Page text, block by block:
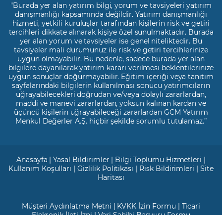
"Burada yer alan yatırım bilgi, yorum ve tavsiyeleri yatırım
danışmanlığı kapsamında değildir. Yatırım danışmanlığı
hizmeti, yetkili kuruluşlar tarafından kişilerin risk ve getiri
tercihleri dikkate alınarak kişiye özel sunulmaktadır. Burada
yer alan yorum ve tavsiyeler ise genel niteliktedir. Bu
tavsiyeler mali durumunuz ile risk ve getiri tercihlerinize
uygun olmayabilir. Bu nedenle, sadece burada yer alan
bilgilere dayanılarak yatırım kararı verilmesi beklentilerinize
uygun sonuçlar doğurmayabilir. Eğitim içeriği veya tanıtım
sayfalarındaki bilgilerin kullanılması sonucu yatırımcıların
uğrayabilecekleri doğrudan ve/veya dolaylı zararlardan,
maddi ve manevi zararlardan, yoksun kalınan kardan ve
üçüncü kişilerin uğrayabileceği zararlardan GCM Yatırım
Menkul Değerler A.Ş. hiçbir şekilde sorumlu tutulamaz.”
Anasayfa |Yasal Bildirimler | Bilgi Toplumu Hizmetleri |
Kullanım Koşulları |Gizlilik Politikası | Risk Bildirimleri |Site
Haritası
Müşteri Aydınlatma Metni | KVKK İzin Formu | Ticari